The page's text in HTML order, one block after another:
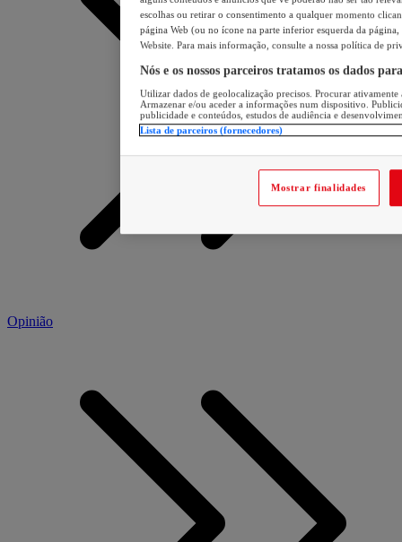
Opinião
escolhas ou retirar o consentimento a qualquer momento
página Web (ou no ícone na parte inferior esquerda da página,
Website. Para mais informação, consulte a nossa política de
Nós e os nossos parceiros tratamos os dados
Utilizar dados de geolocalização precisos. Procurar
Armazenar e/ou aceder a informações num dispositivo.
publicidade e conteúdos, estudos de audiência e
Lista de parceiros (fornecedores)
Mostrar finalidades